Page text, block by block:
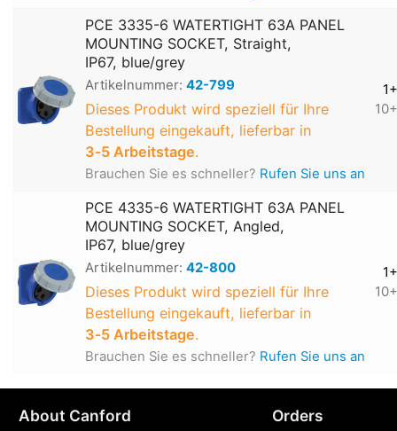
PCE 3335-6 WATERTIGHT 63A PANEL
MOUNTING SOCKET, Straight,
IP67, blue/grey
Artikelnummer: 42-799
Dieses Produkt wird speziell für Ihre
Bestellung eingekauft, lieferbar in
3‑5 Arbeitstage.
Brauchen Sie es schneller? Rufen Sie uns an
1+
10+
PCE 4335-6 WATERTIGHT 63A PANEL
MOUNTING SOCKET, Angled,
IP67, blue/grey
Artikelnummer: 42-800
Dieses Produkt wird speziell für Ihre
Bestellung eingekauft, lieferbar in
3‑5 Arbeitstage.
Brauchen Sie es schneller? Rufen Sie uns an
1+
10+
About Canford Orders